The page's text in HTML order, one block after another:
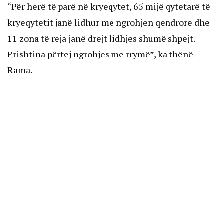
“Për herë të parë në kryeqytet, 65 mijë qytetarë të
kryeqytetit janë lidhur me ngrohjen qendrore dhe
11 zona të reja janë drejt lidhjes shumë shpejt.
Prishtina përtej ngrohjes me rrymë”, ka thënë
Rama.